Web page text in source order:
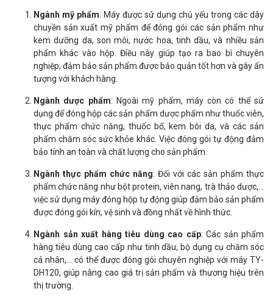
Ngành mỹ phẩm: Máy được sử dụng chủ yếu trong các dây
chuyền sản xuất mỹ phẩm để đóng gói các sản phẩm như
kem dưỡng da, son môi, nước hoa, tinh dầu, và nhiều sản
phẩm khác vào hộp. Điều này giúp tạo ra bao bì chuyên
nghiệp, đảm bảo sản phẩm được bảo quản tốt hơn và gây ấn
tượng với khách hàng.
Ngành dược phẩm: Ngoài mỹ phẩm, máy còn có thể sử
dụng để đóng hộp các sản phẩm dược phẩm như thuốc viên,
thực phẩm chức năng, thuốc bổ, kem bôi da, và các sản
phẩm chăm sóc sức khỏe khác. Việc đóng gói tự động đảm
bảo tính an toàn và chất lượng cho sản phẩm.
Ngành thực phẩm chức năng: Đối với các sản phẩm thực
phẩm chức năng như bột protein, viên nang, trà thảo dược,...
việc sử dụng máy đóng hộp tự động giúp đảm bảo sản phẩm
được đóng gói kín, vệ sinh và đồng nhất về hình thức.
Ngành sản xuất hàng tiêu dùng cao cấp: Các sản phẩm
hàng tiêu dùng cao cấp như tinh dầu, bộ dụng cụ chăm sóc
cá nhân,... có thể được đóng gói chuyên nghiệp với máy TY-
DH120, giúp nâng cao giá trị sản phẩm và thương hiệu trên
thị trường.